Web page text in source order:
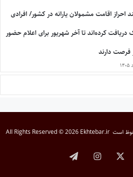
احراز اقامت مشمولان یارانه در کشور/ افرادی
دریافت کرده‌اند تا آخر شهریور برای اعلام حضور
فرصت دارند
است All Rights Reserved © 2026 Ekhtebar.ir